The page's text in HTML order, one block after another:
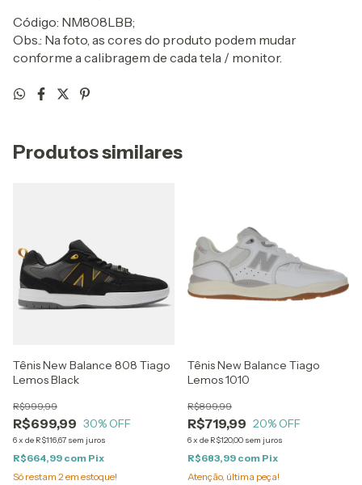
Código: NM808LBB;
Obs.: Na foto, as cores do produto podem mudar
conforme a calibragem de cada tela / monitor.
Produtos similares
Tênis New Balance 808 Tiago
Lemos Black
R$699,99
R$999,99
30% OFF
6x de R$116,67 sem juros
R$664,99 com Pix
Só restam 2em estoque!
Tênis New Balance Tiago
Lemos 1010
R$719,99
R$899,99
20% OFF
6x de R$120,00 sem juros
R$683,99 com Pix
Atenção, última peça!